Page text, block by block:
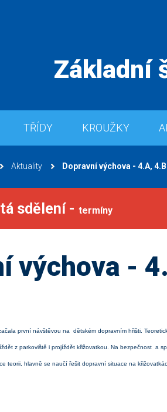
Základní
TŘÍDY KROUŽKY
Aktuality Dopravní výchova - 4.A, 4.B
sdělení - termíny
výchova -
první návštěvou na dětském dopravním hřišti.
z parkoviště i projíždět křižovatkou. Na bezpečnost a
teorii, hlavně se naučí řešit dopravní situace na